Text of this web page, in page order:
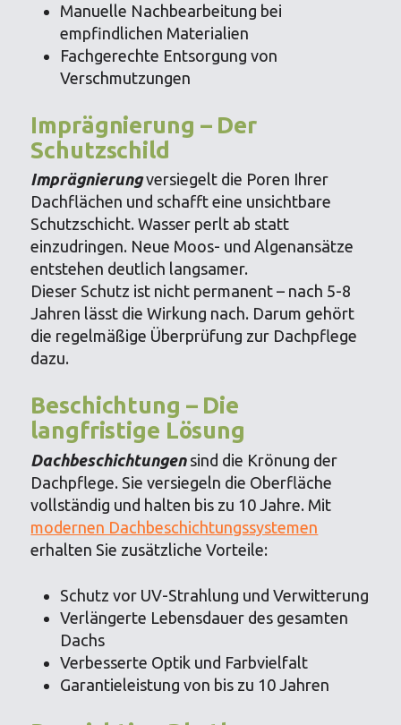
Manuelle Nachbearbeitung bei
empfindlichen Materialien
Fachgerechte Entsorgung von
Verschmutzungen
Imprägnierung – Der
Schutzschild
Imprägnierungversiegelt die Poren Ihrer
Dachflächen und schafft eine unsichtbare
Schutzschicht. Wasser perlt ab statt
einzudringen. Neue Moos- und Algenansätze
entstehen deutlich langsamer.
Dieser Schutz ist nicht permanent – nach 5-8
Jahren lässt die Wirkung nach. Darum gehört
die regelmäßige Überprüfung zur Dachpflege
dazu.
Beschichtung – Die
langfristige Lösung
Dachbeschichtungensind die Krönung der
Dachpflege. Sie versiegeln die Oberfläche
vollständig und halten bis zu 10 Jahre. Mit
modernen Dachbeschichtungssystemen
erhalten Sie zusätzliche Vorteile:
Schutz vor UV-Strahlung und Verwitterung
Verlängerte Lebensdauer des gesamten
Dachs
Verbesserte Optik und Farbvielfalt
Garantieleistung von bis zu 10 Jahren